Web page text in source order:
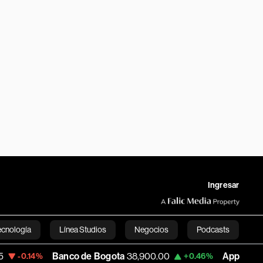
Ingresar
Línea Studios Negocios Podcasts
English
Banco de Bogota 38,900.00 +0.46% Apple 313.305